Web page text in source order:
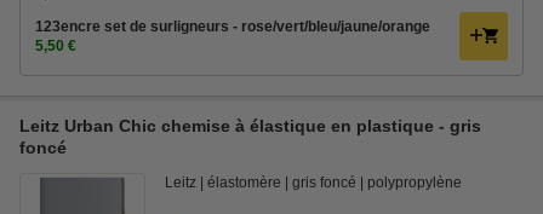
123encre set de surligneurs - rose/vert/bleu/jaune/orange
5,50 €
Leitz Urban Chic chemise à élastique en plastique - gris
foncé
Leitz élastomère gris foncé polypropylène